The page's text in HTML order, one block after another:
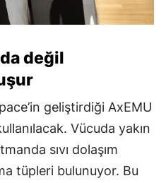
değil
geliştirdiği AxEMU
Vücuda yakın
sıvı dolaşım
tüpleri bulunuyor. Bu